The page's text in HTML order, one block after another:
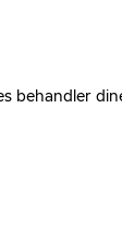
behandler